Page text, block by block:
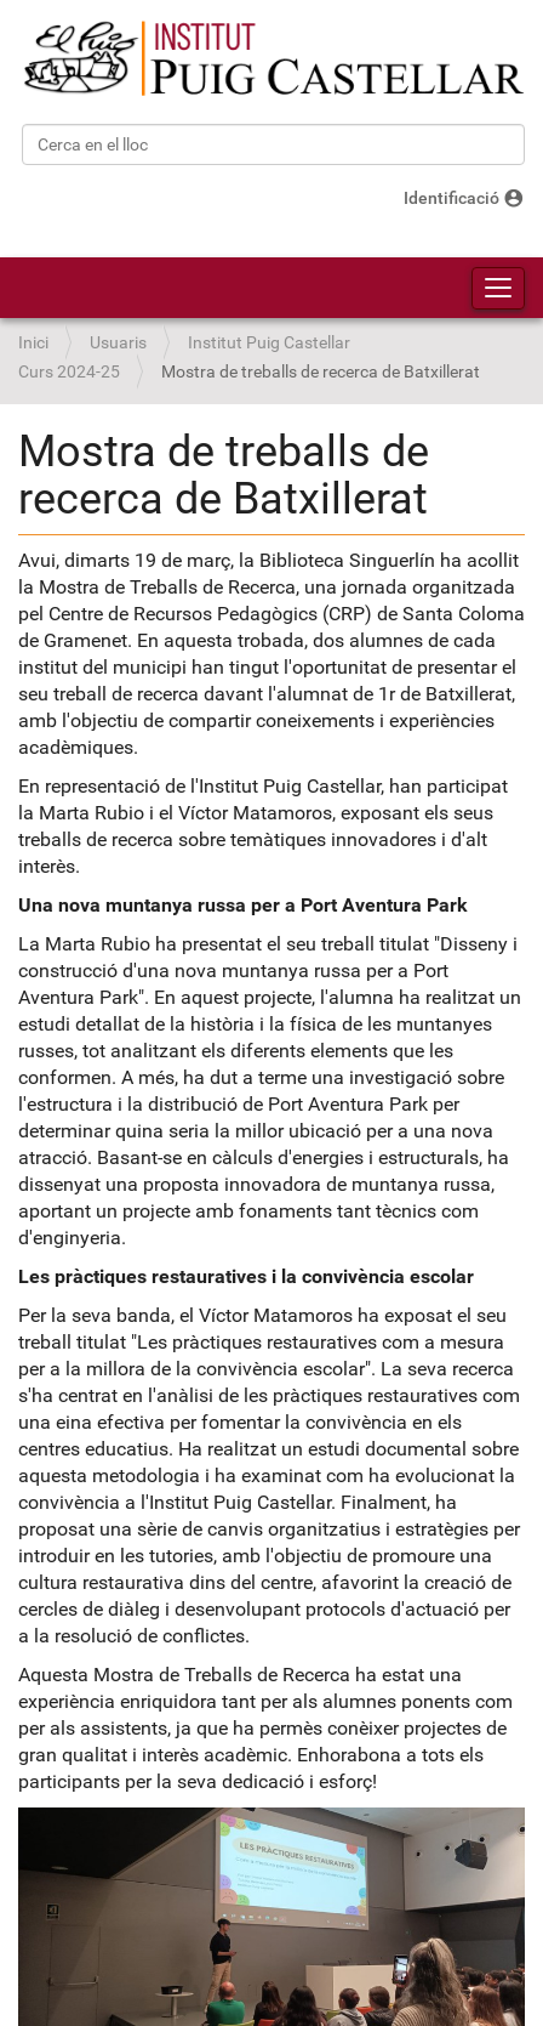
Cerca
Identificació account_circle
Inici Usuaris
Institut Puig Castellar
Curs 2024-25
Mostra de treballs de recerca de Batxillerat
Mostra de treballs de
recerca de Batxillerat
Avui, dimarts 19 de març, la Biblioteca Singuerlín ha acollit
la Mostra de Treballs de Recerca, una jornada organitzada
pel Centre de Recursos Pedagògics (CRP) de Santa Coloma
de Gramenet. En aquesta trobada, dos alumnes de cada
institut del municipi han tingut l'oportunitat de presentar el
seu treball de recerca davant l'alumnat de 1r de Batxillerat,
amb l'objectiu de compartir coneixements i experiències
acadèmiques.
En representació de l'Institut Puig Castellar, han participat
la Marta Rubio i el Víctor Matamoros, exposant els seus
treballs de recerca sobre temàtiques innovadores i d'alt
interès.
Una nova muntanya russa per a Port Aventura Park
La Marta Rubio ha presentat el seu treball titulat "Disseny i
construcció d'una nova muntanya russa per a Port
Aventura Park". En aquest projecte, l'alumna ha realitzat un
estudi detallat de la història i la física de les muntanyes
russes, tot analitzant els diferents elements que les
conformen. A més, ha dut a terme una investigació sobre
l'estructura i la distribució de Port Aventura Park per
determinar quina seria la millor ubicació per a una nova
atracció. Basant-se en càlculs d'energies i estructurals, ha
dissenyat una proposta innovadora de muntanya russa,
aportant un projecte amb fonaments tant tècnics com
d'enginyeria.
Les pràctiques restauratives i la convivència escolar
Per la seva banda, el Víctor Matamoros ha exposat el seu
treball titulat "Les pràctiques restauratives com a mesura
per a la millora de la convivència escolar". La seva recerca
s'ha centrat en l'anàlisi de les pràctiques restauratives com
una eina efectiva per fomentar la convivència en els
centres educatius. Ha realitzat un estudi documental sobre
aquesta metodologia i ha examinat com ha evolucionat la
convivència a l'Institut Puig Castellar. Finalment, ha
proposat una sèrie de canvis organitzatius i estratègies per
introduir en les tutories, amb l'objectiu de promoure una
cultura restaurativa dins del centre, afavorint la creació de
cercles de diàleg i desenvolupant protocols d'actuació per
a la resolució de conflictes.
Aquesta Mostra de Treballs de Recerca ha estat una
experiència enriquidora tant per als alumnes ponents com
per als assistents, ja que ha permès conèixer projectes de
gran qualitat i interès acadèmic. Enhorabona a tots els
participants per la seva dedicació i esforç!